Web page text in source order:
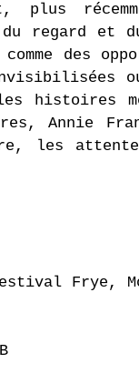
plus
regard et
des
histoires
Annie
les
Frye,